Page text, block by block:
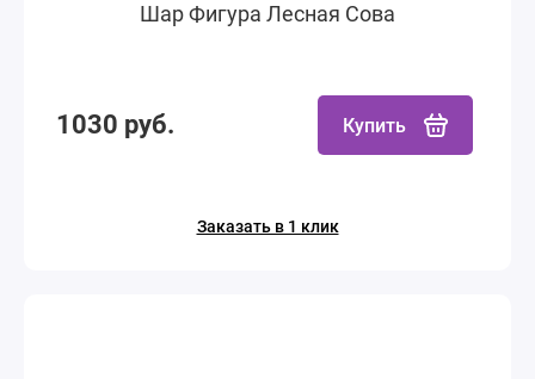
Шар Фигура Лесная Сова
1030 руб. Купить
Заказать в 1 клик